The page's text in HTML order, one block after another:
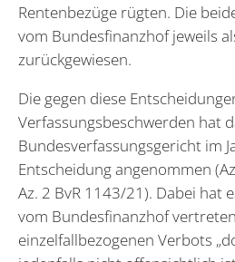
Rentenbezüge rügten. Die
vom Bundesfinanzhof jeweils
zurückgewiesen.
Die gegen diese
Verfassungsbeschwerden hat
Bundesverfassungsgericht im
Entscheidung angenommen
Az. 2 BvR 1143/21). Dabei hat
vom Bundesfinanzhof
einzelfallbezogenen Verbots